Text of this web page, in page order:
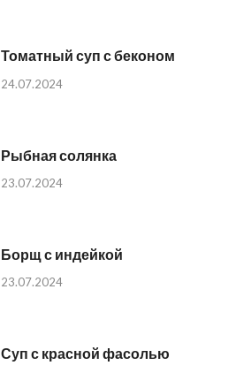
Томатный суп с беконом
24.07.2024
Рыбная солянка
23.07.2024
Борщ с индейкой
23.07.2024
Суп с красной фасолью